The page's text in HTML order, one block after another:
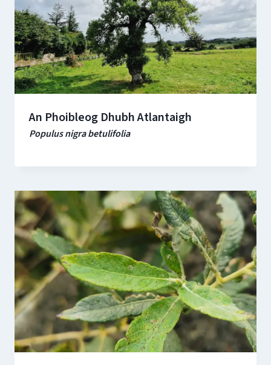
An Phoibleog Dhubh Atlantaigh
Populus nigra betulifolia